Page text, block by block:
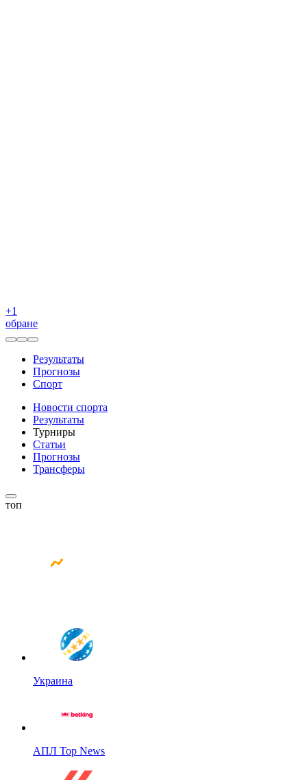
+1
обране
Результаты
Прогнозы
Спорт
Новости спорта
Результаты
Турниры
Статьи
Прогнозы
Трансферы
топ
Украина
АПЛ Top News